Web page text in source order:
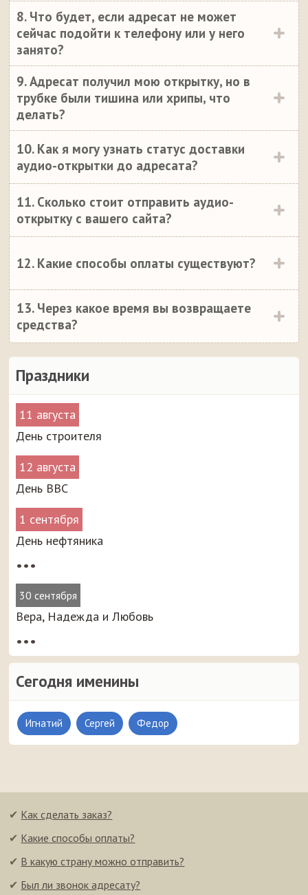
Праздники
11 августа
День строителя
12 августа
День ВВС
1 сентября
День нефтяника
•••
30 сентября
Вера, Надежда и Любовь
•••
Сегодня именины
Игнатий Сергей Федор
8. Что будет, если адресат не может
сейчас подойти к телефону или у него
занято?
9. Адресат получил мою открытку, но в
трубке были тишина или хрипы, что
делать?
10. Как я могу узнать статус доставки
аудио-открытки до адресата?
11. Сколько стоит отправить аудио-
открытку с вашего сайта?
12. Какие способы оплаты существуют?
13. Через какое время вы возвращаете
средства?
✔ Как сделать заказ?
✔ Какие способы оплаты?
✔ В какую страну можно отправить?
✔ Был ли звонок адресату?